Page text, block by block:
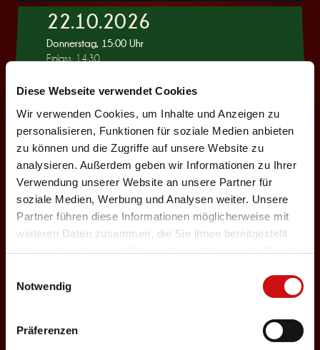
Diese Webseite verwendet Cookies
Wir verwenden Cookies, um Inhalte und Anzeigen zu
personalisieren, Funktionen für soziale Medien anbieten
zu können und die Zugriffe auf unsere Website zu
analysieren. Außerdem geben wir Informationen zu Ihrer
Verwendung unserer Website an unsere Partner für
soziale Medien, Werbung und Analysen weiter. Unsere
Partner führen diese Informationen möglicherweise mit
weiteren Daten zusammen, die Sie ihnen bereitgestellt
Notwendig
Präferenzen
22.10.2026
Donnerstag, 15:00 Uhr
Einlass: 14:30
Wie war das mit
Pinocchio?
Auswählen
22.10.2026
Donnerstag, 19:30 Uhr
Einlass: 18:00
Ur-Rumbelstilzje